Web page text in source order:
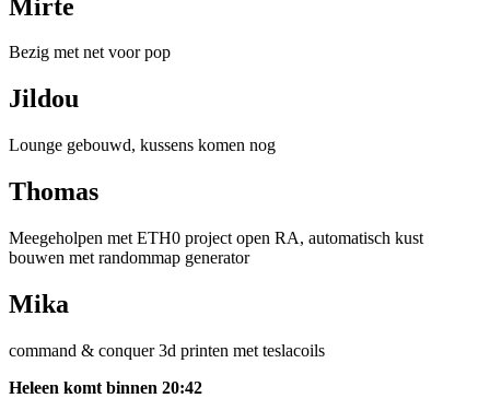
Mirte
Bezig met net voor pop
Jildou
Lounge gebouwd, kussens komen nog
Thomas
Meegeholpen met ETH0 project open RA, automatisch kust
bouwen met randommap generator
Mika
command & conquer 3d printen met teslacoils
Heleen komt binnen 20:42